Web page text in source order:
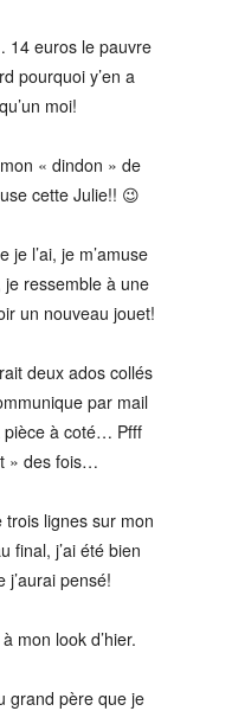
14 euros le pauvre
pourquoi y’en a
moi!
« dindon » de
cette Julie!! 😉
je l’ai, je m’amuse
ressemble à une
un nouveau jouet!
deux ados collés
par mail
pièce à coté… Pfff
» des fois…
trois lignes sur mon
final, j’ai été bien
j’aurai pensé!
mon look d’hier.
grand père que je